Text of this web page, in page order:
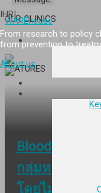
WAREhouse
IHRI
From research to policy
from prevention to
About us
OUR CLINICS
FEATURES
Blood
กลุ่มหลากหลา
โดยไม่ต้องเว้